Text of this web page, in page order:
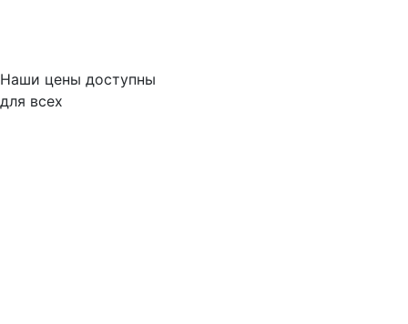
Наши цены доступны
для всех